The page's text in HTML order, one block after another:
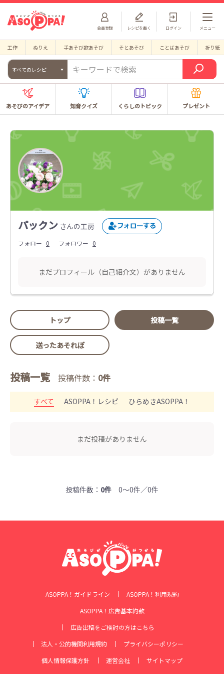
会員登録 ログイン
レシピを書く メニュー
工作 ぬりえ 手あそび歌あそび そとあそび ことばあそび 折り紙
すべてのレシピ
あそびのアイデア 知育クイズ くらしのトピック プレゼント
パックン さんの工房
フォロー 0 フォロワー 0
まだプロフィール（自己紹介文）がありません
トップ 投稿一覧
送ったあそれぽ
投稿一覧 投稿件数： 0件
すべて ASOPPA！レシピ ひらめきASOPPA！
まだ投稿がありません
投稿件数： 0件 0～0件／0件
ASOPPA！ガイドライン
ASOPPA！利用規約
ASOPPA！広告基本約款
広告出稿をご検討の方はこちら
法人・公的機関利用規約
プライバシーポリシー
個人情報保護方針
運営会社 サイトマップ